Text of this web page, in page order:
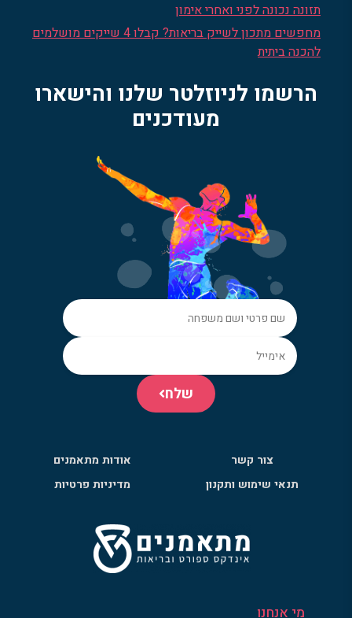
תזונה נכונה לפני ואחרי אימון
מחפשים מתכון לשייק בריאות? קבלו 4 שייקים מושלמים
להכנה ביתית
הרשמו לניוזלטר שלנו והישארו
מעודכנים
שלח
צור קשר
אודות מתאמנים
תנאי שימוש ותקנון
מדיניות פרטיות
מי אנחנו